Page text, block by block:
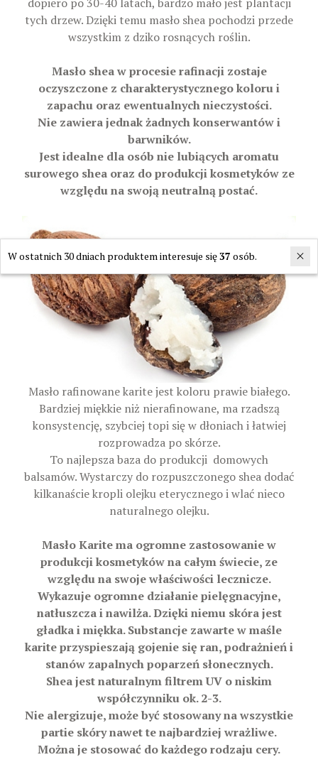
tych drzew. Dzięki temu masło shea pochodzi przede
wszystkim z dziko rosnących roślin.
Masło shea w procesie rafinacji zostaje
oczyszczone z charakterystycznego koloru i
zapachu oraz ewentualnych nieczystości.
Nie zawiera jednak żadnych konserwantów i
barwników.
Jest idealne dla osób nie lubiących aromatu
surowego shea oraz do produkcji kosmetyków ze
względu na swoją neutralną postać.
Masło rafinowane karite jest koloru prawie białego.
Bardziej miękkie niż nierafinowane, ma rzadszą
konsystencję, szybciej topi się w dłoniach i łatwiej
rozprowadza po skórze.
To najlepsza baza do produkcji domowych
balsamów. Wystarczy do rozpuszczonego shea dodać
kilkanaście kropli olejku eterycznego i wlać nieco
naturalnego olejku.
Masło Karite ma ogromne zastosowanie w
produkcji kosmetyków na całym świecie, ze
względu na swoje właściwości lecznicze.
Wykazuje ogromne działanie pielęgnacyjne,
natłuszcza i nawilża. Dzięki niemu skóra jest
gładka i miękka. Substancje zawarte w maśle
karite przyspieszają gojenie się ran, podrażnień i
stanów zapalnych poparzeń słonecznych.
Shea jest naturalnym filtrem UV o niskim
współczynniku ok. 2-3.
Nie alergizuje, może być stosowany na wszystkie
partie skóry nawet te najbardziej wrażliwe.
Można je stosować do każdego rodzaju cery.
W ostatnich 30 dniach produktem interesuje się37 osób.